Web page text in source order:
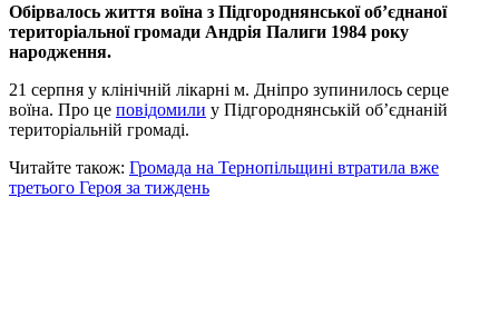
Обірвалось життя воїна з Підгороднянської об’єднаної
територіальної громади Андрія Палиги 1984 року
народження.
21 серпня у клінічній лікарні м. Дніпро зупинилось серце
воїна. Про це повідомили у Підгороднянській об’єднаній
територіальній громаді.
Читайте також: Громада на Тернопільщині втратила вже
третього Героя за тиждень